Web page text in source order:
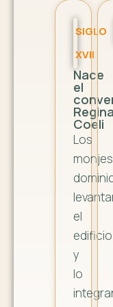
SIGLO
XVII
Nace
el
Regina
Coeli
Los
monjes
el
edificio
y
lo